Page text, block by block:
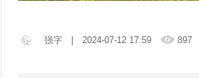
强字 | 2024-07-12 17:59 897